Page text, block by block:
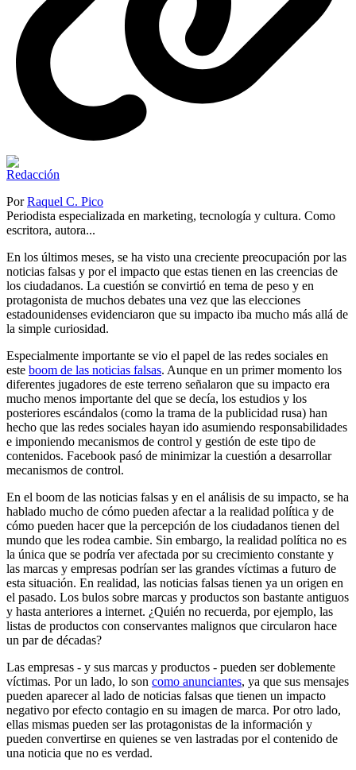
PorRaquel C. Pico
Periodista especializada en marketing, tecnología y cultura. Como
escritora, autora...
En los últimos meses, se ha visto una creciente preocupación por las
noticias falsas y por el impacto que estas tienen en las creencias de
los ciudadanos. La cuestión se convirtió en tema de peso y en
protagonista de muchos debates una vez que las elecciones
estadounidenses evidenciaron que su impacto iba mucho más allá de
la simple curiosidad.
Especialmente importante se vio el papel de las redes sociales en
este boom de las noticias falsas. Aunque en un primer momento los
diferentes jugadores de este terreno señalaron que su impacto era
mucho menos importante del que se decía, los estudios y los
posteriores escándalos (como la trama de la publicidad rusa) han
hecho que las redes sociales hayan ido asumiendo responsabilidades
e imponiendo mecanismos de control y gestión de este tipo de
contenidos. Facebook pasó de minimizar la cuestión a desarrollar
mecanismos de control.
En el boom de las noticias falsas y en el análisis de su impacto, se ha
hablado mucho de cómo pueden afectar a la realidad política y de
cómo pueden hacer que la percepción de los ciudadanos tienen del
mundo que les rodea cambie. Sin embargo, la realidad política no es
la única que se podría ver afectada por su crecimiento constante y
las marcas y empresas podrían ser las grandes víctimas a futuro de
esta situación. En realidad, las noticias falsas tienen ya un origen en
el pasado. Los bulos sobre marcas y productos son bastante antiguos
y hasta anteriores a internet. ¿Quién no recuerda, por ejemplo, las
listas de productos con conservantes malignos que circularon hace
un par de décadas?
Las empresas - y sus marcas y productos - pueden ser doblemente
víctimas. Por un lado, lo son como anunciantes, ya que sus mensajes
pueden aparecer al lado de noticias falsas que tienen un impacto
negativo por efecto contagio en su imagen de marca. Por otro lado,
ellas mismas pueden ser las protagonistas de la información y
pueden convertirse en quienes se ven lastradas por el contenido de
una noticia que no es verdad.